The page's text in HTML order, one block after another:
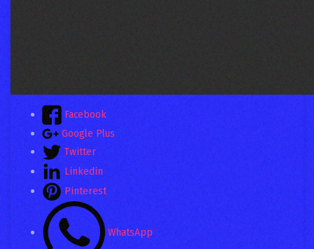
Facebook
Google Plus
Twitter
Linkedin
Pinterest
WhatsApp